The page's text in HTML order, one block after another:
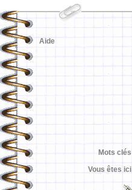
Aide
Mots clés
Vous êtes ici